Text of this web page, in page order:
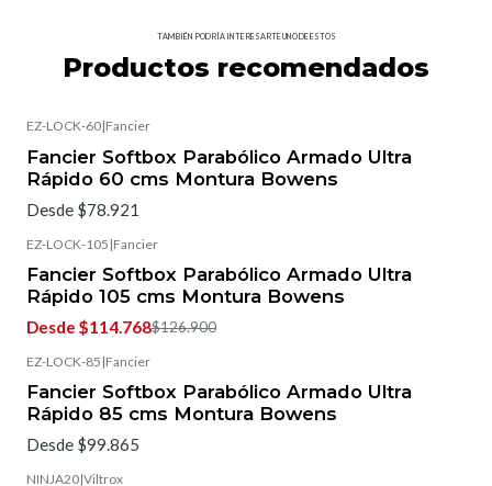
TAMBIÉN PODRÍA INTERESARTE UNO DE ESTOS
Productos recomendados
EZ-LOCK-60|Fancier
Fancier Softbox Parabólico Armado Ultra
Rápido 60 cms Montura Bowens
Desde $78.921
EZ-LOCK-105 |Fancier
Fancier Softbox Parabólico Armado Ultra
Rápido 105 cms Montura Bowens
Desde $114.768$126.900
EZ-LOCK-85 |Fancier
Fancier Softbox Parabólico Armado Ultra
Rápido 85 cms Montura Bowens
Desde $99.865
NINJA20|Viltrox